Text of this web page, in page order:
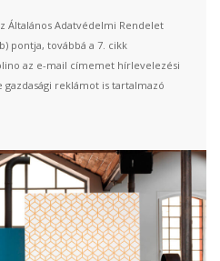
Általános Adatvédelmi Rendelet
pontja, továbbá a 7. cikk
az e-mail címemet hírlevelezési
reklámot is tartalmazó